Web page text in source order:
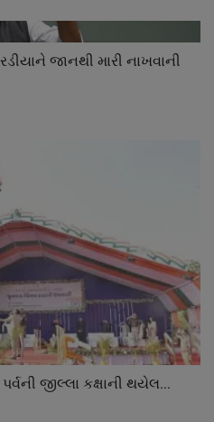
જાનથી મારી નાખવાની
જીલ્લા કક્ષાની થયેલ...